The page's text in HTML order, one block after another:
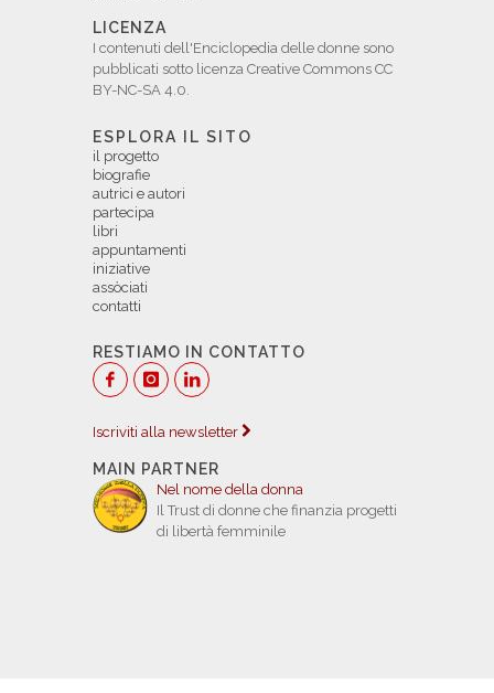
LICENZA
I contenuti dell'Enciclopedia delle donne sono
pubblicati sotto licenza Creative Commons CC
BY-NC-SA 4.0.
ESPLORA IL SITO
il progetto
biografie
autrici e autori
partecipa
libri
appuntamenti
iniziative
assòciati
contatti
RESTIAMO IN CONTATTO
Iscriviti alla newsletter
MAIN PARTNER
Nel nome della donna
Il Trust di donne che finanzia progetti
di libertà femminile